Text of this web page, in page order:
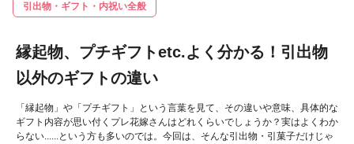
引出物・ギフト・内祝い全般
縁起物、プチギフトetc.よく分かる！引出物
以外のギフトの違い
「縁起物」や「プチギフト」という言葉を見て、その違いや意味、具体的な
ギフト内容が思い付くプレ花嫁さんはどれくらいでしょうか？実はよくわか
らない......という方も多いのでは。今回は、そんな引出物・引菓子だけじゃ